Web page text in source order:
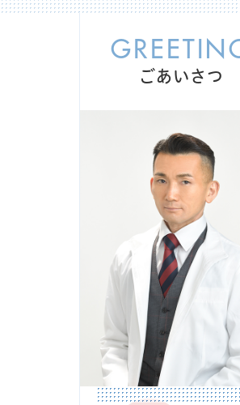
●小児インフルエンザワクチン点鼻型
●一般インフルエンザワクチン皮下注
自己負担：3,500円
●高齢者インフルエンザワクチン皮下
上の方（世田谷区民） 自己負担：2,500
（
区、狛江市、調布市、三鷹市と乗り入れ
※予診票をお持ちの方はご持参ください
お知らせ
ベースアップ評価料に関する
ごあいさつ